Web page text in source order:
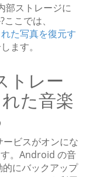
ストレージに
こでは、
た写真を復元す
ます。
トレー
た音楽
ビスがオンにな
。Android の音
にバックアップ